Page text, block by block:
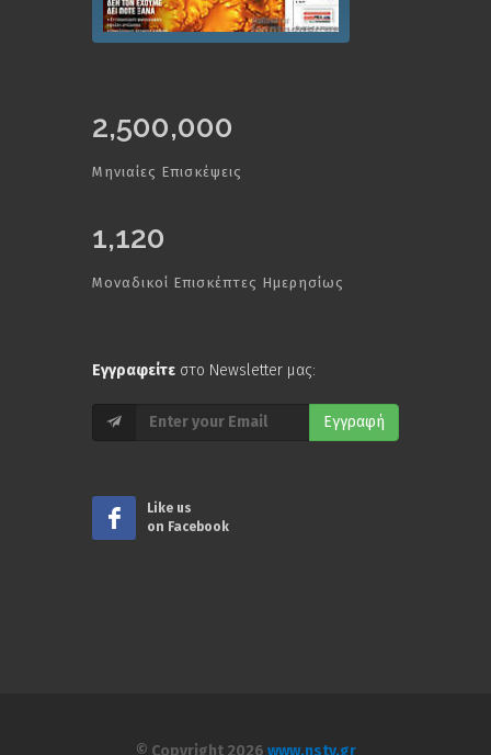
2,500,000
Μηνιαίες Επισκέψεις
1,120
Μοναδικοί Επισκέπτες Ημερησίως
Εγγραφείτε στο Newsletter μας:
Εγγραφή
Like us
on Facebook
© Copyright 2026 www.nstv.gr